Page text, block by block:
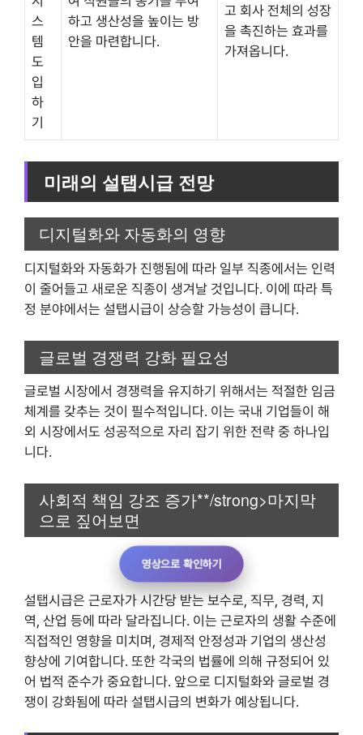
스
템
도
입
하
기
하고 생산성을 높이는 방
안을 마련합니다.
고 회사 전체의 성장
을 촉진하는 효과를
가져옵니다.
미래의 설탭시급 전망
디지털화와 자동화의 영향
디지털화와 자동화가 진행됨에 따라 일부 직종에서는 인력
이 줄어들고 새로운 직종이 생겨날 것입니다. 이에 따라 특
정 분야에서는 설탭시급이 상승할 가능성이 큽니다.
글로벌 경쟁력 강화 필요성
글로벌 시장에서 경쟁력을 유지하기 위해서는 적절한 임금
체계를 갖추는 것이 필수적입니다. 이는 국내 기업들이 해
외 시장에서도 성공적으로 자리 잡기 위한 전략 중 하나입
니다.
사회적 책임 강조 증가**/strong>마지막
으로 짚어보면
영상으로 확인하기
설탭시급은 근로자가 시간당 받는 보수로, 직무, 경력, 지
역, 산업 등에 따라 달라집니다. 이는 근로자의 생활 수준에
직접적인 영향을 미치며, 경제적 안정성과 기업의 생산성
향상에 기여합니다. 또한 각국의 법률에 의해 규정되어 있
어 법적 준수가 중요합니다. 앞으로 디지털화와 글로벌 경
쟁이 강화됨에 따라 설탭시급의 변화가 예상됩니다.